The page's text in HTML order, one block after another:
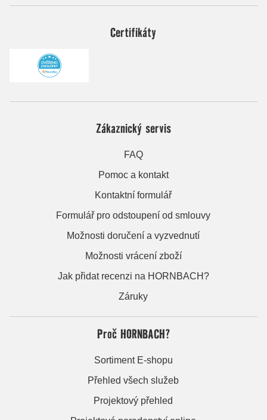
Certifikáty
Zákaznický servis
FAQ
Pomoc a kontakt
Kontaktní formulář
Formulář pro odstoupení od smlouvy
Možnosti doručení a vyzvednutí
Možnosti vrácení zboží
Jak přidat recenzi na HORNBACH?
Záruky
Proč HORNBACH?
Sortiment E-shopu
Přehled všech služeb
Projektový přehled